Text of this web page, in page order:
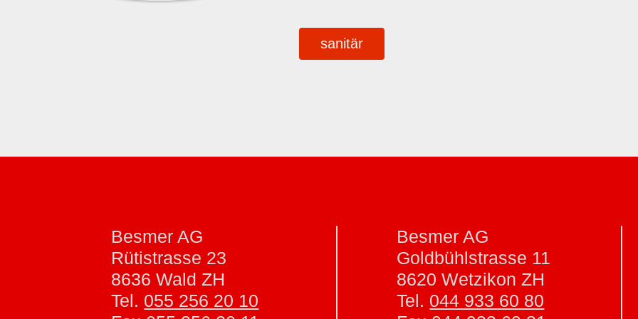
sanitär
Besmer AG
Rütistrasse 23
8636 Wald ZH
Tel. 055 256 20 10
Besmer AG
Goldbühlstrasse 11
8620 Wetzikon ZH
Tel. 044 933 60 80